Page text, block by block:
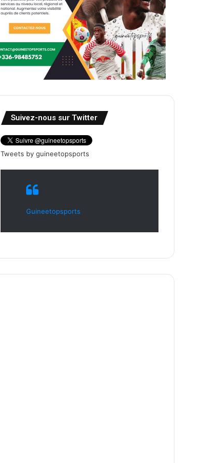
Suivez-nous sur Twitter
Tweets by guineetopsports
Guineetopsports